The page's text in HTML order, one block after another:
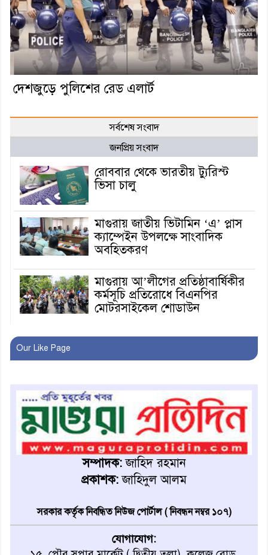
দেশজুড়ে পুলিশের রেড এলার্ট
সর্বশেষ সংবাদ
জনপ্রিয় সংবাদ
রোববার থেকে ভারতীয় ট্যুরিস্ট
ভিসা চালু
মাগুরায় জাতীয় ভিটামিন ‘এ’ প্লাস
ক্যাম্পেইন উপলক্ষে সাংবাদিক
অবহিতকরণ
মাগুরায় আ’লীগের প্রতিষ্ঠাবার্ষিকীর
কর্মসূচি প্রতিরোধে বিএনপির
মোটরসাইকেল শোডাউন
খুব শিঘ্রই কর্মস্থলে ফিরবেন
মহম্মদপুর থানার ওসিকে ক্লোজ
বাবার হাতে বিক্রি টুকটুকি পুলিশের
সহযোগিতায় ফিরলো মায়ের
কোলে
বিক্ষোভ-সিসি ক্যামেরা ফুটেজ
যাচাইয়ের দাবি অভিযুক্ত শিক্ষকের
Our Like Page
সম্পাদক:জাহিদ রহমান
প্রকাশক:জাহিদুল আলম
সরকার কর্তৃক নিবন্ধিত নিউজ পোর্টাল ( নিবন্ধন নম্বর ১০৭)
যোগাযোগ: